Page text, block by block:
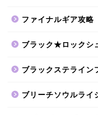
ファイナルギア攻略
ブラック★ロックシ
ブラックステライン
ブリーチソウルライ